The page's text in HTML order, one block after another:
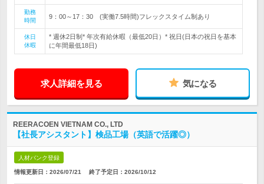
勤務
時間
9：00～17：30 (実働7.5時間)フレックスタイム制あり
休日
休暇
* 週休2日制* 年次有給休暇（最低20日）* 祝日(日本の祝日を基本
に年間最低18日)
求人詳細を見る 気になる
REERACOEN VIETNAM CO., LTD
【社長アシスタント】検品工場（英語で活躍◎）
人材バンク登録
情報更新日：2026/07/21 終了予定日： 2026/10/12